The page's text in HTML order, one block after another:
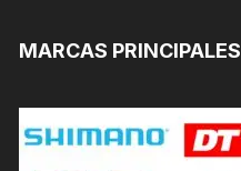
MARCAS PRINCIPALES